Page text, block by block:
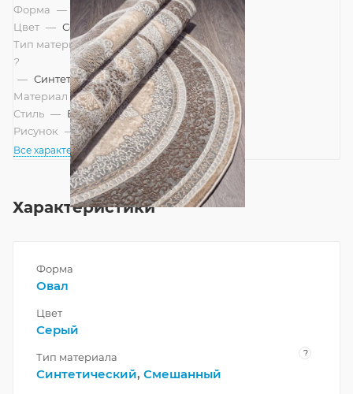
Форма —
Овал
Цвет — Серый
Тип материала
?
— Синтетический, Смешанный
Материал — Полипропилен
Стиль — Восточный
Рисунок — Классический
Все характеристики
Характеристики
Форма
Овал
Цвет
Серый
Тип материала ?
Синтетический, Смешанный